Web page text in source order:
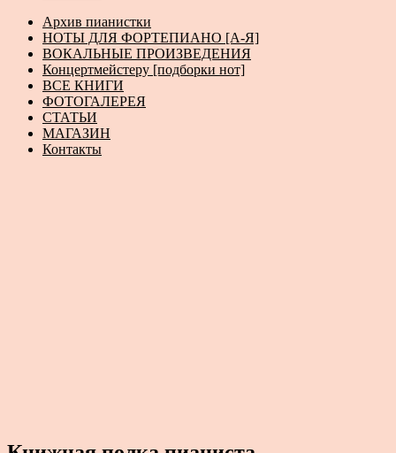
Архив пианистки
НОТЫ ДЛЯ ФОРТЕПИАНО [А-Я]
ВОКАЛЬНЫЕ ПРОИЗВЕДЕНИЯ
Концертмейстеру [подборки нот]
ВСЕ КНИГИ
ФОТОГАЛЕРЕЯ
СТАТЬИ
МАГАЗИН
Контакты